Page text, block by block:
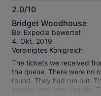
2.0/10
2.0
von
10
Bridget Woodhouse
Bei Expedia bewertet
4. Okt. 2019
Vereinigtes Königreich
The tickets we received
the queue. There were no
round. They had run out.
shabby and very chaotic.